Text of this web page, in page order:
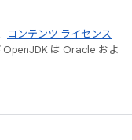
コンテンツ ライセンス
は Oracle およ